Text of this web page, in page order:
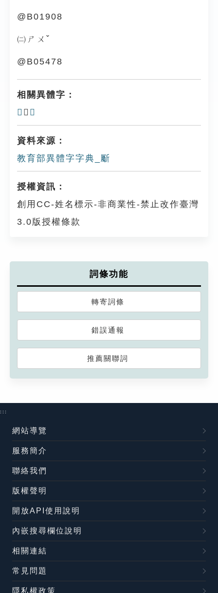
@B01908
㈡ㄕㄨˇ
@B05478
相關異體字：
𣃁 、 劚
資料來源：
教育部異體字字典_斸
授權資訊：
創用CC-姓名標示-非商業性-禁止改作臺灣
3.0版授權條款
詞條功能
轉寄詞條
錯誤通報
推薦關聯詞
:::
網站導覽
服務簡介
聯絡我們
版權聲明
開放API使用說明
內嵌搜尋欄位說明
相關連結
常見問題
隱私權政策